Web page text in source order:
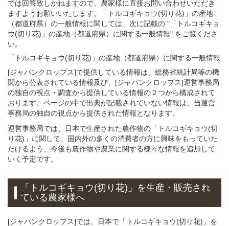
では回答致しかねますので、農家様に直接お問い合わせいただき
ますようお願いいたします。「トルコギキョウ(切り花)」の産地
（都道府県）の一般情報に関しては、次に記載の "「トルコギキョ
ウ(切り花)」の産地（都道府県）に関する一般情報" をご覧くださ
い。
「トルコギキョウ(切り花)」 の産地（都道府県）に関する一般情報
[ジャパンクロップス]で提供している情報は、総務省統計局等の機
関から公表されている情報及び、[ジャパンクロップス]運営事務局
の独自の視点・調査から提供している情報の２つから構成されて
おります。ページの中で出典が記載されていない情報は、当運営
事務局の独自の視点から提供された情報となります。
運営事務局では、日本で生産された農作物の「トルコギキョウ(切
り花)」に関して、国内外の多くの消費者の方に興味をもっていた
だけるよう、今後も農作物や農業に関する様々な情報を追加して
いく予定です。
「トルコギキョウ(切り花)」を生産・販売され
ている農家様へ
[ジャパンクロップス]では、日本で「トルコギキョウ(切り花)」を